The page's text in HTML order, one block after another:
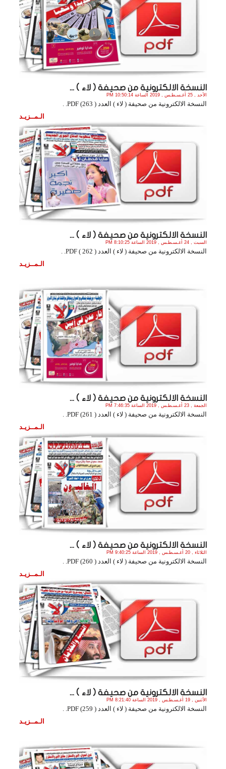
النسخة الالكترونية من صحيفة ( لاء ) ...
الأحد , 25 أغـسـطـس , 2019 الساعة 10:50:14 PM
النسخة الالكترونية من صحيفة ( لاء ) العدد ( 263) PDF. .
الـمــزيـد
النسخة الالكترونية من صحيفة ( لاء ) ...
السبت , 24 أغـسـطـس , 2019 الساعة 8:10:25 PM
النسخة الالكترونية من صحيفة ( لاء ) العدد ( 262 ) PDF. .
الـمــزيـد
النسخة الالكترونية من صحيفة ( لاء ) ...
الجمعة , 23 أغـسـطـس , 2019 الساعة 7:46:35 PM
النسخة الالكترونية من صحيفة ( لاء ) العدد ( 261) PDF. .
الـمــزيـد
النسخة الالكترونية من صحيفة ( لاء ) ...
الثلاثاء , 20 أغـسـطـس , 2019 الساعة 9:40:25 PM
النسخة الالكترونية من صحيفة ( لاء ) العدد ( 260) PDF. .
الـمــزيـد
النسخة الالكترونية من صحيفة ( لاء ) ...
الأثنين , 19 أغـسـطـس , 2019 الساعة 8:21:40 PM
النسخة الالكترونية من صحيفة ( لاء ) العدد ( 259) PDF. .
الـمــزيـد